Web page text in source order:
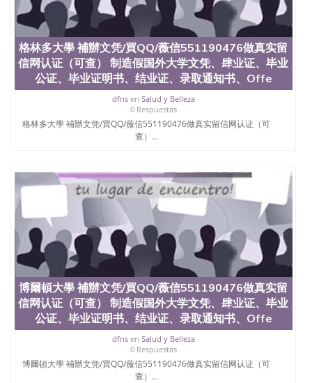
料； 5、等待结果，完成结果书留服直接邮寄给客户
6、客户确认收到结果，付余款。 我们对海外大学及
学院的毕业证成绩单所使用的材料，尺寸大小，防伪
结构（包括：水印，阴影底纹，钢印LOGO烫金烫
银，LOGO烫金烫银复合重叠。 文字图案浮雕，激光
镭射，紫外荧光，温感，复印防伪）都有原版本文凭
对照。质量得到了广大海外客户群体的认可，同时和
海外学校留学中介， 同时能做到与时俱进，及时掌握
各大院校的（毕业证，成绩单，资格证，学生卡，结
业证，录取通知书，在读证明等相关材料）的版本更
新信息， 能够在时间掌握的海外学历文凭的样版，尺
们在保证合理定价的同时，坚持较高性价比，通过品
质和效率不断优化，为您倾情诠释什么是高性价比。
咨询顾问：Sam q/微信:551190476 Q/微
信:551190476办理毕业证成绩单、教育部认证,录取通
知书，雅思，留学回国证明.
公司专业制作、办理、仿制、成绩单文凭、改成绩、
教育部学历学位认证、毕业证、成绩单、文凭、学历
文凭、假文凭假毕业证假学历书制作、假制作、办
理、仿制学位证书、毕业证文凭、文凭毕业证、毕业
证认证、留服认证、使馆认证、使馆证明、使馆留学
回国人员证明、留学生认证、学历认证、文凭认证学
位认证、留学生学历认证、留学生学位认证、英国文
凭学历、美国文凭学历、澳洲文凭学历、加拿大文凭
学历、新西兰学历认证等q:551190476 微信：
551190476 圣何塞州立大学毕业证（San Jose State
格林多大學 補辦文凭/買QQ/薇信551190476做真实留
信网认证（可查） 制造假国外大学文凭、肆业证、毕业
公证、毕业证明书、结业证、录取通知书、Offe
dfnsen Salud y Belleza
0 Respuestas
格林多大學 補辦文凭/買QQ/薇信551190476做真实留信网认证（可
查）...
博爾頓大學 補辦文凭/買QQ/薇信551190476做真实留
信网认证（可查） 制造假国外大学文凭、肆业证、毕业
公证、毕业证明书、结业证、录取通知书、Offe
dfnsen Salud y Belleza
0 Respuestas
博爾頓大學 補辦文凭/買QQ/薇信551190476做真实留信网认证（可
查）...